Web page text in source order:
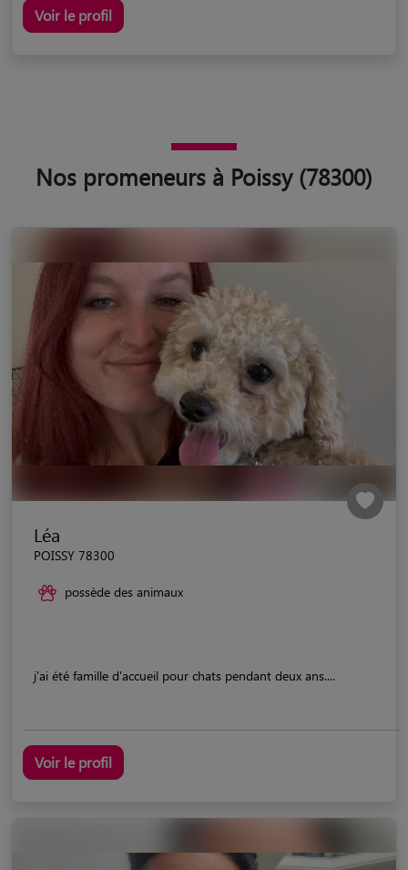
Voir le profil
Nos promeneurs à Poissy (78300)
Léa
POISSY 78300
possède des animaux
j'ai été famille d'accueil pour chats pendant deux ans....
Voir le profil